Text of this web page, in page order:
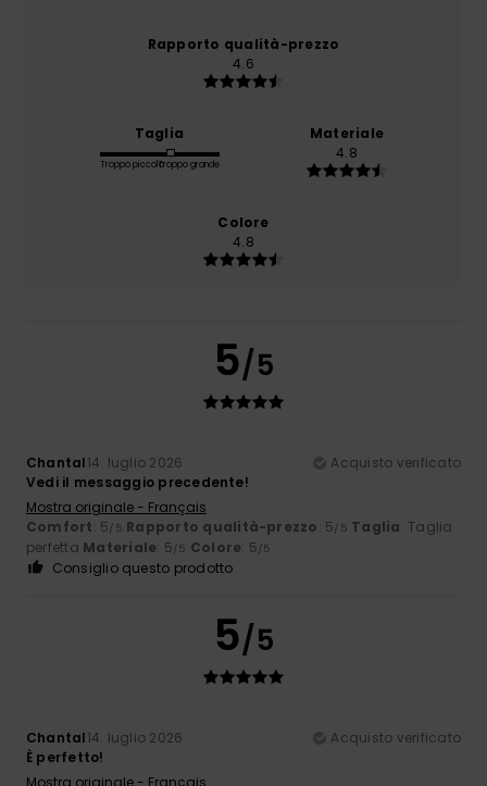
Rapporto qualità-prezzo
4.6
Taglia
Troppo piccoloTroppo grande
Materiale
4.8
Colore
4.8
5/5
Chantal14. luglio 2026
Acquisto verificato
Vedi il messaggio precedente!
Mostra originale - Français
Comfort: 5/5 Rapporto qualità-prezzo: 5/5 Taglia: Taglia
perfetta Materiale: 5/5 Colore: 5/5
Consiglio questo prodotto
5/5
Chantal14. luglio 2026
Acquisto verificato
È perfetto!
Mostra originale - Français